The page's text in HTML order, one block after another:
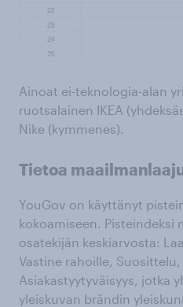
Ainoat ei-teknologia-alan
ruotsalainen IKEA
Nike (kymmenes).
Tietoa
YouGov on käyttänyt
kokoamiseen. Pisteindeksi
osatekijän keskiarvosta:
Vastine rahoille, Suosittelu,
Asiakastyytyväisyys, jotka
yleiskuvan brändin